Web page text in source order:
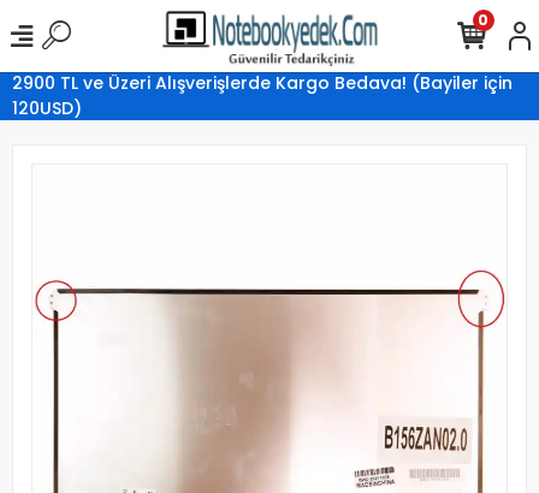
2900 TL ve Üzeri Alışverişlerde Kargo Bedava! (Bayiler için
120USD)
0